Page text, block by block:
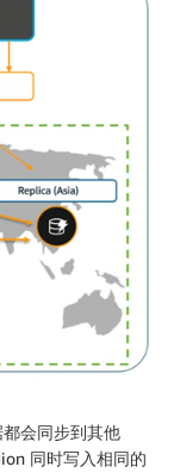
会同步到其他
同时写入相同的